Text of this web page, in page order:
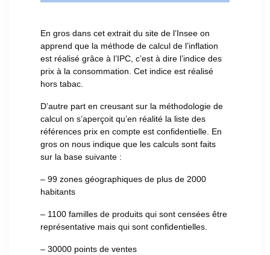
En gros dans cet extrait du site de l’Insee on
apprend que la méthode de calcul de l’inflation
est réalisé grâce à l’IPC, c’est à dire l’indice des
prix à la consommation. Cet indice est réalisé
hors tabac.
D’autre part en creusant sur la méthodologie de
calcul on s’aperçoit qu’en réalité la liste des
références prix en compte est confidentielle. En
gros on nous indique que les calculs sont faits
sur la base suivante :
– 99 zones géographiques de plus de 2000
habitants
– 1100 familles de produits qui sont censées être
représentative mais qui sont confidentielles.
– 30000 points de ventes